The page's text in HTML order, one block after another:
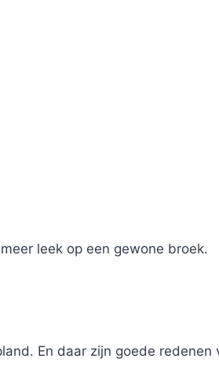
leek op een gewone broek.
En daar zijn goede redenen